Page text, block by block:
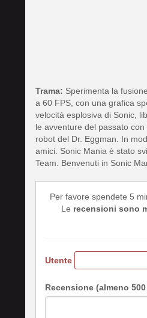
Trama: Sperimenta la
a 60 FPS, con una grafica
velocità esplosiva di Sonic,
le avventure del passato
robot del Dr. Eggman. In
amici. Sonic Mania è stato
Team. Benvenuti in Sonic
Per favore spendete 5
Le recensioni sono
Utente
Recensione (almeno